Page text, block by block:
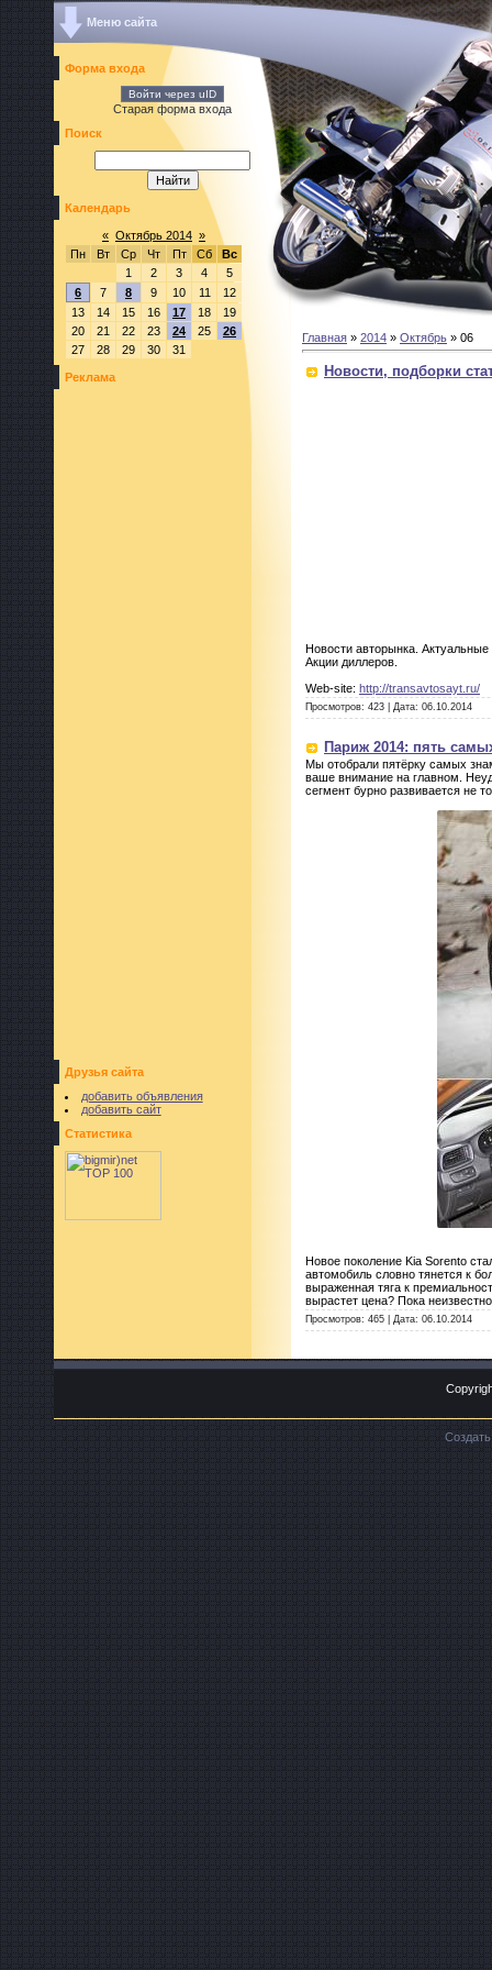
Меню сайта
Форма входа
Войти через uID
Старая форма входа
Поиск
Календарь
« Октябрь 2014 »
Пн
Вт Ср Чт Пт Сб
Вс
1
2 3 4
5
6
7 8 9 10 11
12
13
14 15 16 17 18
19
20
21 22 23 24 25
26
27
28 29 30 31
Реклама
Друзья сайта
добавить объявления
добавить сайт
Статистика
Главная » 2014 » Октябрь » 06
Новости, подборки
Новости авторынка.
Акции диллеров.
Web-site: http://transavtosayt.ru/
Просмотров: 423 Дата: 06.10.2014
Париж 2014: пять
Мы отобрали пятёрку самых
ваше внимание на главном.
сегмент бурно развивается не
Новое поколение Kia Sorento
автомобиль словно тянется к
выраженная тяга к
вырастет цена? Пока
Просмотров: 465 Дата: 06.10.2014